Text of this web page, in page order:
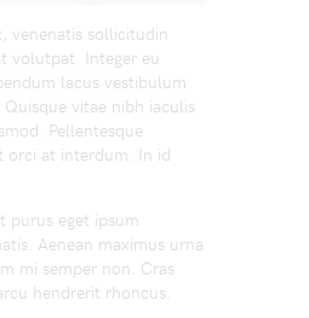
venenatis sollicitudin
volutpat. Integer eu
lacus vestibulum
vitae nibh iaculis
Pellentesque
orci at interdum. In id
purus eget ipsum
Aenean maximus urna
mi semper non. Cras
hendrerit rhoncus.